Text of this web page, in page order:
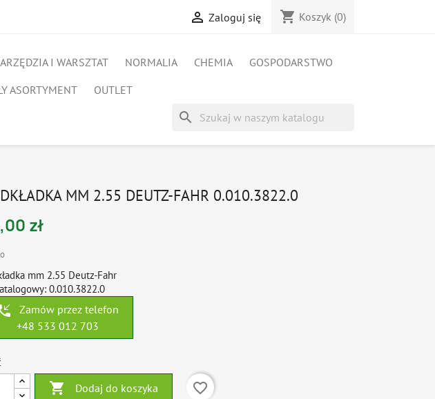
 Zaloguj się shopping_cart Koszyk (0)
I WARSZTAT NORMALIA CHEMIA
GOSPODARSTWO
ASORTYMENT OUTLET
search
MM 2.55 DEUTZ-FAHR 0.010.3822.0
zł
mm 2.55 Deutz-Fahr
0.010.3822.0
Zamów przez telefon
+48 533 012 703
 Dodaj do koszyka
favorite_border